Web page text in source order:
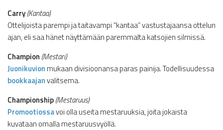
Carry(Kantaa)
Ottelijoista parempi ja taitavampi “kantaa” vastustajaansa ottelun
ajan, eli saa hänet näyttämään paremmalta katsojien silmissä.
Champion (Mestari)
Juonikuvion mukaan divisioonansa paras painija. Todellisuudessa
bookkaajanvalitsema.
Championship(Mestaruus)
Promootiossavoi olla useita mestaruuksia, joita jokaista
kuvataan omalla mestaruusvyöllä.